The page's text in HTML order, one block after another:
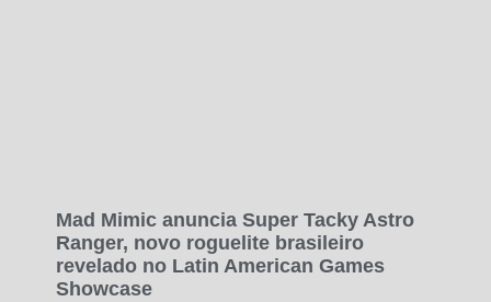
Mad Mimic anuncia Super Tacky Astro
Ranger, novo roguelite brasileiro
revelado no Latin American Games
Showcase